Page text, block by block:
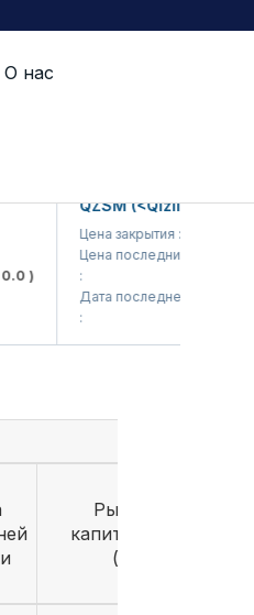
О нас
QZSM (<Qizilqumsement>
Цена закрытия :
Цена последний сделки
Дата последней сделки
Рыночная
капитализация
(UZS)